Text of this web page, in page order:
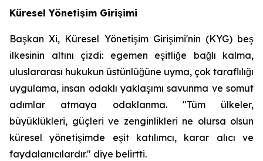
Küresel Yönetişim Girişimi
Başkan Xi, Küresel Yönetişim Girişimi'nin (KYG) beş
ilkesinin altını çizdi: egemen eşitliğe bağlı kalma,
uluslararası hukukun üstünlüğüne uyma, çok taraflılığı
uygulama, insan odaklı yaklaşımı savunma ve somut
adımlar atmaya odaklanma. "Tüm ülkeler,
büyüklükleri, güçleri ve zenginlikleri ne olursa olsun
küresel yönetişimde eşit katılımcı, karar alıcı ve
faydalanıcılardır." diye belirtti.